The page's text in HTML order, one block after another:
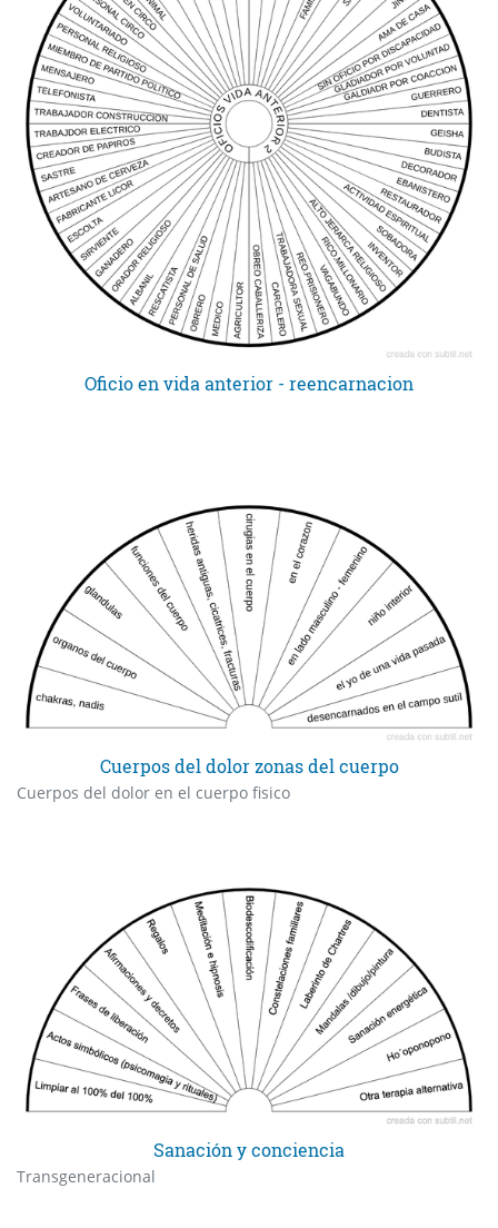
Oficio en vida anterior - reencarnacion
Cuerpos del dolor zonas del cuerpo
Cuerpos del dolor en el cuerpo fisico
Sanación y conciencia
Transgeneracional